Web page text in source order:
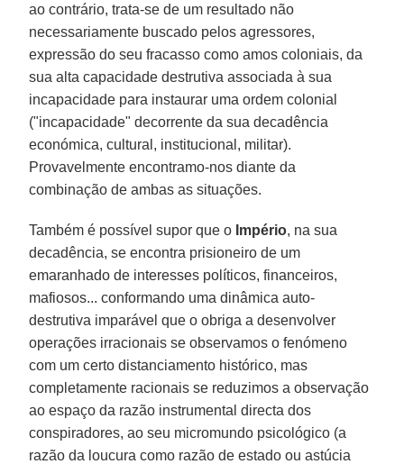
ao contrário, trata-se de um resultado não
necessariamente buscado pelos agressores,
expressão do seu fracasso como amos coloniais, da
sua alta capacidade destrutiva associada à sua
incapacidade para instaurar uma ordem colonial
("incapacidade" decorrente da sua decadência
económica, cultural, institucional, militar).
Provavelmente encontramo-nos diante da
combinação de ambas as situações.
Também é possível supor que o Império, na sua
decadência, se encontra prisioneiro de um
emaranhado de interesses políticos, financeiros,
mafiosos... conformando uma dinâmica auto-
destrutiva imparável que o obriga a desenvolver
operações irracionais se observamos o fenómeno
com um certo distanciamento histórico, mas
completamente racionais se reduzimos a observação
ao espaço da razão instrumental directa dos
conspiradores, ao seu micromundo psicológico (a
razão da loucura como razão de estado ou astúcia